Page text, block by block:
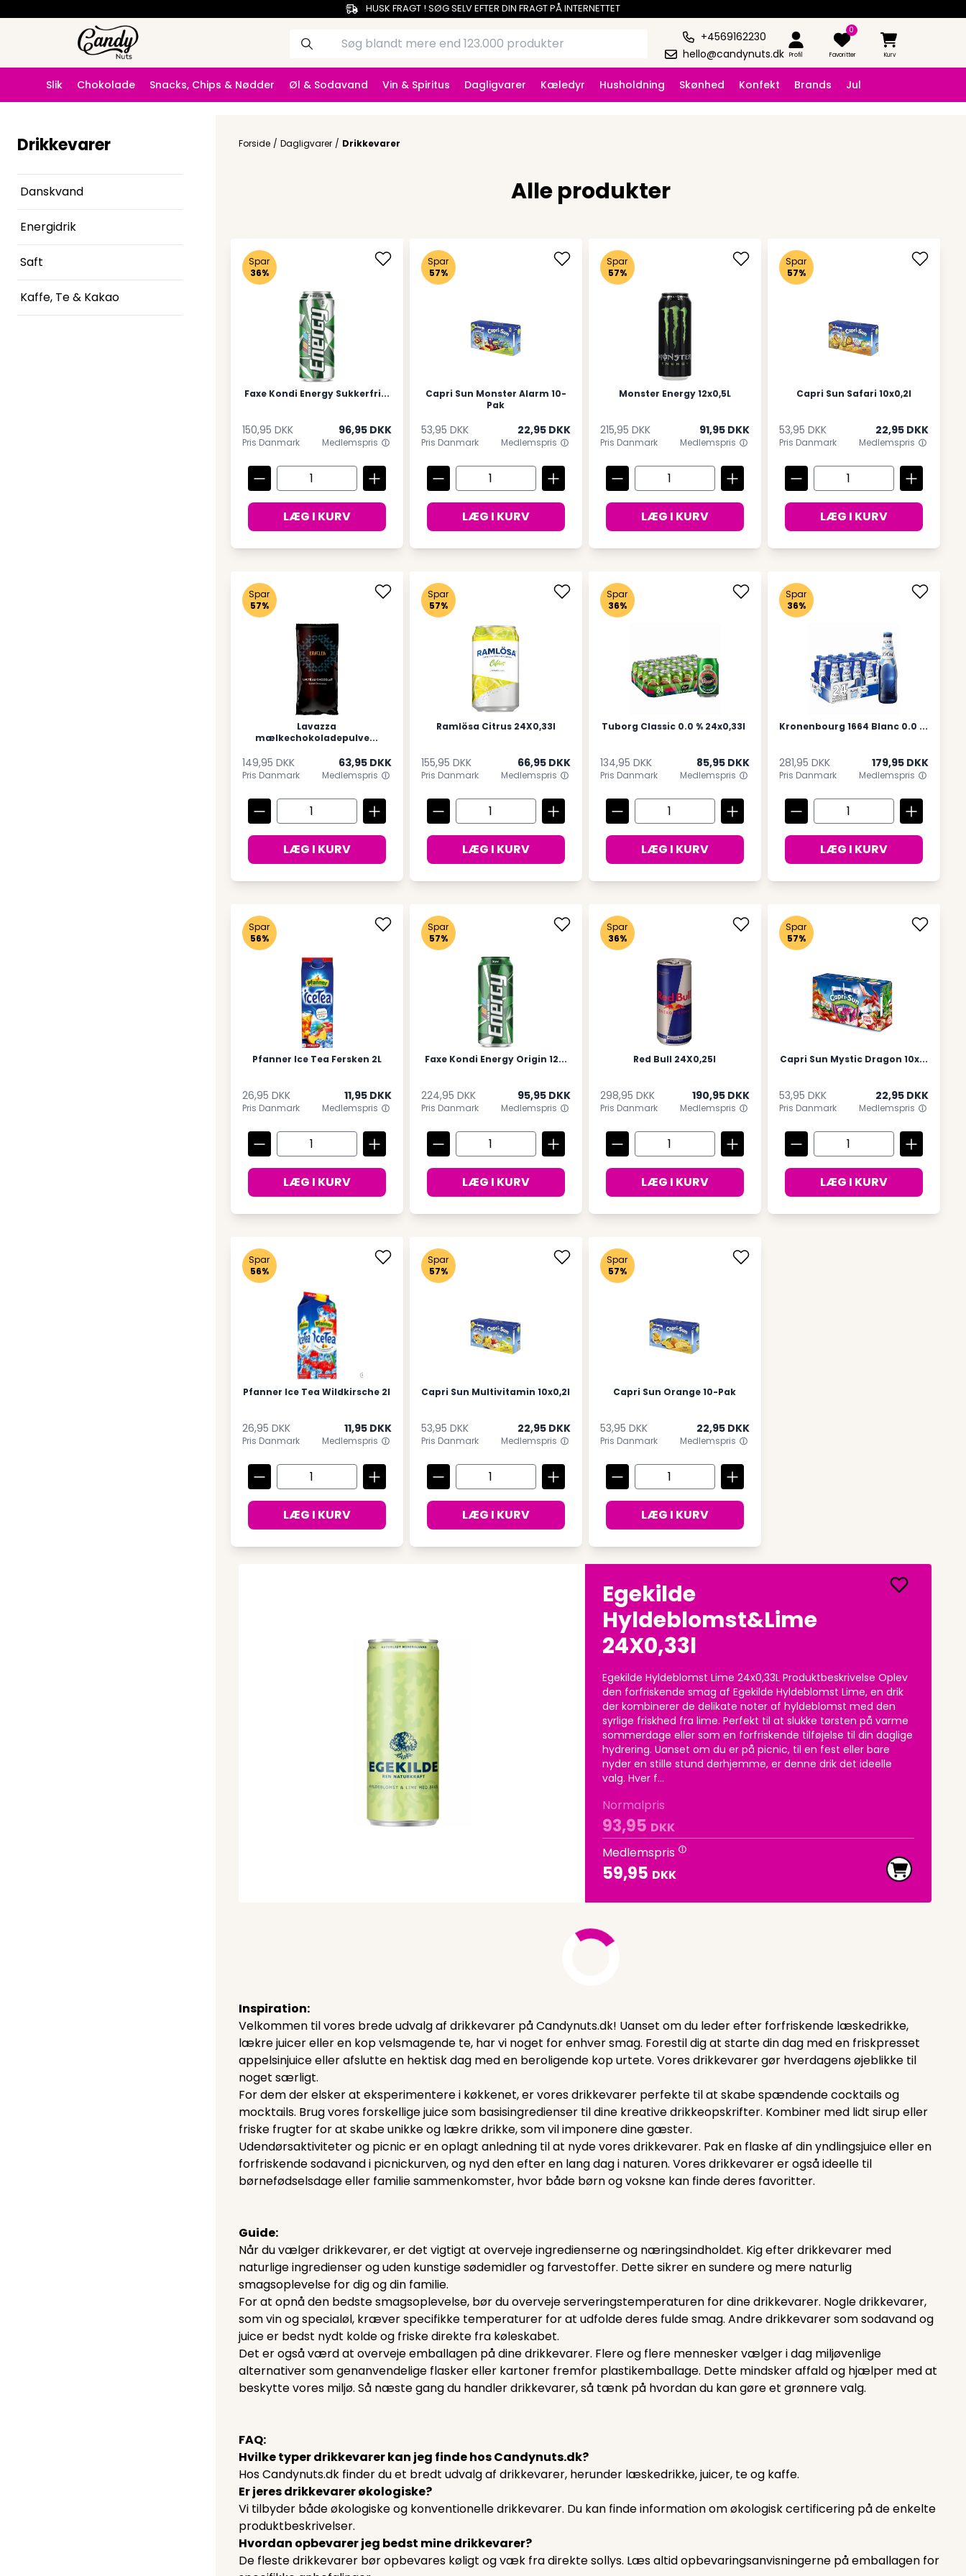
HUSK FRAGT ! SØG SELV EFTER DIN FRAGT PÅ INTERNETTET
+4569162230
hello@candynuts.dk
Profil
0
Favoritter Kurv
Slik Chokolade Snacks, Chips & Nødder Øl & Sodavand Vin & Spiritus Dagligvarer Kæledyr Husholdning Skønhed Konfekt Brands Jul
Drikkevarer
Danskvand
Energidrik
Saft
Kaffe, Te & Kakao
Forside / Dagligvarer / Drikkevarer
Alle produkter
Spar
36%
Faxe Kondi Energy Sukkerfri...
150,95 DKK 96,95 DKK
Pris Danmark Medlemspris
LÆG I KURV
Spar
57%
Capri Sun Monster Alarm 10-
Pak
53,95 DKK 22,95 DKK
Pris Danmark Medlemspris
LÆG I KURV
Spar
57%
Monster Energy 12x0,5L
215,95 DKK 91,95 DKK
Pris Danmark Medlemspris
LÆG I KURV
Spar
57%
Capri Sun Safari 10x0,2l
53,95 DKK 22,95 DKK
Pris Danmark Medlemspris
LÆG I KURV
Spar
57%
Lavazza
mælkechokoladepulve...
149,95 DKK 63,95 DKK
Pris Danmark Medlemspris
LÆG I KURV
Spar
57%
Ramlösa Citrus 24X0,33l
155,95 DKK 66,95 DKK
Pris Danmark Medlemspris
LÆG I KURV
Spar
36%
Tuborg Classic 0.0 % 24x0,33l
134,95 DKK 85,95 DKK
Pris Danmark Medlemspris
LÆG I KURV
Spar
36%
Kronenbourg 1664 Blanc 0.0 ...
281,95 DKK 179,95 DKK
Pris Danmark Medlemspris
LÆG I KURV
Spar
56%
Pfanner Ice Tea Fersken 2L
26,95 DKK 11,95 DKK
Pris Danmark Medlemspris
LÆG I KURV
Spar
57%
Faxe Kondi Energy Origin 12...
224,95 DKK 95,95 DKK
Pris Danmark Medlemspris
LÆG I KURV
Spar
36%
Red Bull 24X0,25l
298,95 DKK 190,95 DKK
Pris Danmark Medlemspris
LÆG I KURV
Spar
57%
Capri Sun Mystic Dragon 10x...
53,95 DKK 22,95 DKK
Pris Danmark Medlemspris
LÆG I KURV
Spar
56%
Pfanner Ice Tea Wildkirsche 2l
26,95 DKK 11,95 DKK
Pris Danmark Medlemspris
LÆG I KURV
Spar
57%
Capri Sun Multivitamin 10x0,2l
53,95 DKK 22,95 DKK
Pris Danmark Medlemspris
LÆG I KURV
Spar
57%
Capri Sun Orange 10-Pak
53,95 DKK 22,95 DKK
Pris Danmark Medlemspris
LÆG I KURV
Egekilde
Hyldeblomst&Lime
24X0,33l
Egekilde Hyldeblomst Lime 24x0,33L Produktbeskrivelse Oplev
den forfriskende smag af Egekilde Hyldeblomst Lime, en drik
der kombinerer de delikate noter af hyldeblomst med den
syrlige friskhed fra lime. Perfekt til at slukke tørsten på varme
sommerdage eller som en forfriskende tilføjelse til din daglige
hydrering. Uanset om du er på picnic, til en fest eller bare
nyder en stille stund derhjemme, er denne drik det ideelle
valg. Hver f...
Normalpris
93,95 DKK
Medlemspris
59,95 DKK
Inspiration:
Velkommen til vores brede udvalg af drikkevarer på Candynuts.dk! Uanset om du leder efter forfriskende læskedrikke,
lækre juicer eller en kop velsmagende te, har vi noget for enhver smag. Forestil dig at starte din dag med en friskpresset
appelsinjuice eller afslutte en hektisk dag med en beroligende kop urtete. Vores drikkevarer gør hverdagens øjeblikke til
noget særligt.
For dem der elsker at eksperimentere i køkkenet, er vores drikkevarer perfekte til at skabe spændende cocktails og
mocktails. Brug vores forskellige juice som basisingredienser til dine kreative drikkeopskrifter. Kombiner med lidt sirup eller
friske frugter for at skabe unikke og lækre drikke, som vil imponere dine gæster.
Udendørsaktiviteter og picnic er en oplagt anledning til at nyde vores drikkevarer. Pak en flaske af din yndlingsjuice eller en
forfriskende sodavand i picnickurven, og nyd den efter en lang dag i naturen. Vores drikkevarer er også ideelle til
børnefødselsdage eller familie sammenkomster, hvor både børn og voksne kan finde deres favoritter.
Guide:
Når du vælger drikkevarer, er det vigtigt at overveje ingredienserne og næringsindholdet. Kig efter drikkevarer med
naturlige ingredienser og uden kunstige sødemidler og farvestoffer. Dette sikrer en sundere og mere naturlig
smagsoplevelse for dig og din familie.
For at opnå den bedste smagsoplevelse, bør du overveje serveringstemperaturen for dine drikkevarer. Nogle drikkevarer,
som vin og specialøl, kræver specifikke temperaturer for at udfolde deres fulde smag. Andre drikkevarer som sodavand og
juice er bedst nydt kolde og friske direkte fra køleskabet.
Det er også værd at overveje emballagen på dine drikkevarer. Flere og flere mennesker vælger i dag miljøvenlige
alternativer som genanvendelige flasker eller kartoner fremfor plastikemballage. Dette mindsker affald og hjælper med at
beskytte vores miljø. Så næste gang du handler drikkevarer, så tænk på hvordan du kan gøre et grønnere valg.
FAQ:
Hvilke typer drikkevarer kan jeg finde hos Candynuts.dk?
Hos Candynuts.dk finder du et bredt udvalg af drikkevarer, herunder læskedrikke, juicer, te og kaffe.
Er jeres drikkevarer økologiske?
Vi tilbyder både økologiske og konventionelle drikkevarer. Du kan finde information om økologisk certificering på de enkelte
produktbeskrivelser.
Hvordan opbevarer jeg bedst mine drikkevarer?
De fleste drikkevarer bør opbevares køligt og væk fra direkte sollys. Læs altid opbevaringsanvisningerne på emballagen for